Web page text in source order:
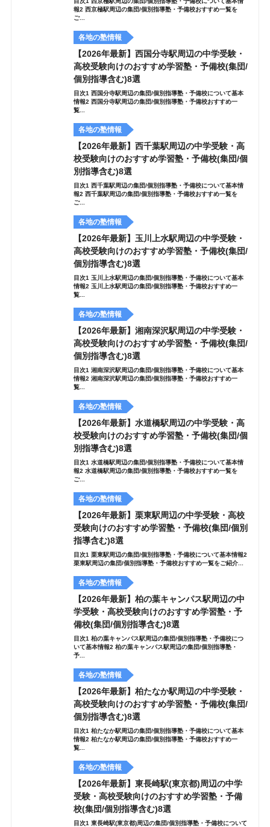
報2 西京極駅周辺の集団/個別指導塾・予備校おすすめ一覧を
ご...
各地の塾情報
【2026年最新】西国分寺駅周辺の中学受験・
高校受験向けのおすすめ学習塾・予備校(集団/
個別指導含む)8選
目次1 西国分寺駅周辺の集団/個別指導塾・予備校について基本
情報2 西国分寺駅周辺の集団/個別指導塾・予備校おすすめ一
覧...
各地の塾情報
【2026年最新】西千葉駅周辺の中学受験・高
校受験向けのおすすめ学習塾・予備校(集団/個
別指導含む)8選
目次1 西千葉駅周辺の集団/個別指導塾・予備校について基本情
報2 西千葉駅周辺の集団/個別指導塾・予備校おすすめ一覧を
ご...
各地の塾情報
【2026年最新】玉川上水駅周辺の中学受験・
高校受験向けのおすすめ学習塾・予備校(集団/
個別指導含む)8選
目次1 玉川上水駅周辺の集団/個別指導塾・予備校について基本
情報2 玉川上水駅周辺の集団/個別指導塾・予備校おすすめ一
覧...
各地の塾情報
【2026年最新】湘南深沢駅周辺の中学受験・
高校受験向けのおすすめ学習塾・予備校(集団/
個別指導含む)8選
目次1 湘南深沢駅周辺の集団/個別指導塾・予備校について基本
情報2 湘南深沢駅周辺の集団/個別指導塾・予備校おすすめ一
覧...
各地の塾情報
【2026年最新】水道橋駅周辺の中学受験・高
校受験向けのおすすめ学習塾・予備校(集団/個
別指導含む)8選
目次1 水道橋駅周辺の集団/個別指導塾・予備校について基本情
報2 水道橋駅周辺の集団/個別指導塾・予備校おすすめ一覧を
ご...
各地の塾情報
【2026年最新】栗東駅周辺の中学受験・高校
受験向けのおすすめ学習塾・予備校(集団/個別
指導含む)8選
目次1 栗東駅周辺の集団/個別指導塾・予備校について基本情報2
栗東駅周辺の集団/個別指導塾・予備校おすすめ一覧をご紹介...
各地の塾情報
【2026年最新】柏の葉キャンパス駅周辺の中
学受験・高校受験向けのおすすめ学習塾・予
備校(集団/個別指導含む)8選
目次1 柏の葉キャンパス駅周辺の集団/個別指導塾・予備校につ
いて基本情報2 柏の葉キャンパス駅周辺の集団/個別指導塾・
予...
各地の塾情報
【2026年最新】柏たなか駅周辺の中学受験・
高校受験向けのおすすめ学習塾・予備校(集団/
個別指導含む)8選
目次1 柏たなか駅周辺の集団/個別指導塾・予備校について基本
情報2 柏たなか駅周辺の集団/個別指導塾・予備校おすすめ一
覧...
各地の塾情報
【2026年最新】東長崎駅(東京都)周辺の中学
受験・高校受験向けのおすすめ学習塾・予備
校(集団/個別指導含む)8選
目次1 東長崎駅(東京都)周辺の集団/個別指導塾・予備校について